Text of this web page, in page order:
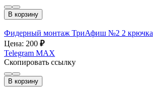
В корзину
Фидерный монтаж ТриАфиш №2 2 крючка
Цена: 200 ₽
Telegram MAX
Скопировать ссылку
В корзину